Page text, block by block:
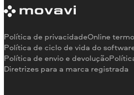
Limitações da versão de
Reembolso
Testemunhos
Por que nos escolher
Para o trabalho
Política de privacidadeOnline
Política de ciclo de vida do
Política de envio e devolução
Diretrizes para a marca registrada